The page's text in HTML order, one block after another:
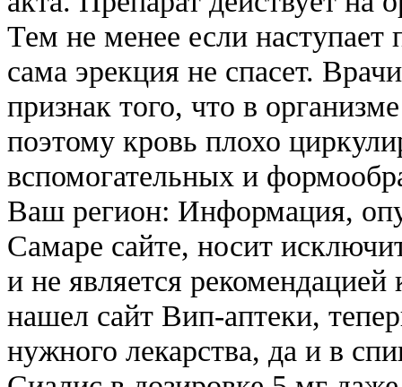
Тем не менее если наступает
сама эрекция не спасет.
признак того, что в
поэтому кровь плохо
вспомогательных и
Ваш регион: Информация,
Самаре сайте, носит
и не является
нашел сайт Вип-аптеки,
нужного лекарства, да и в